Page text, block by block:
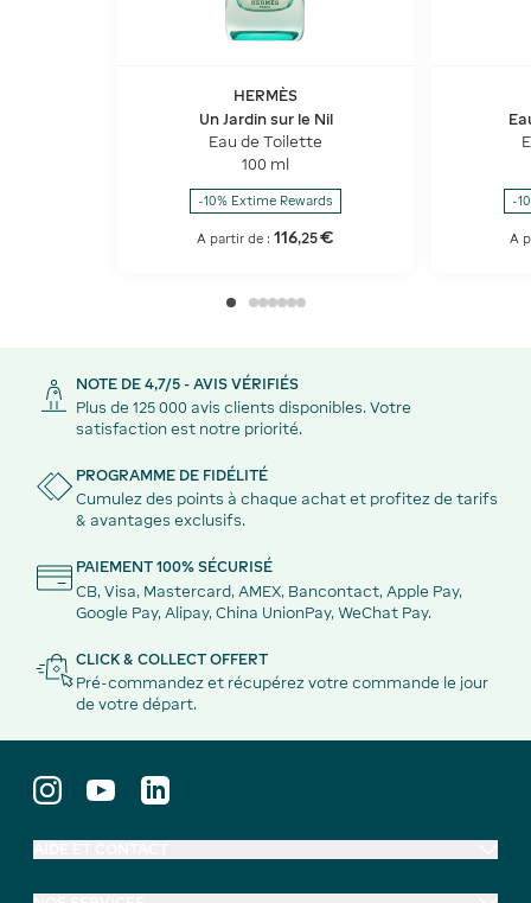
HERMÈS
Un Jardin sur le Nil
Eau de Toilette
100 ml
-10% Extime Rewards
A partir de : 116,25€
-
A
NOTE DE 4,7/5 - AVIS VÉRIFIÉS
Plus de 125 000 avis clients disponibles. Votre
satisfaction est notre priorité.
PROGRAMME DE FIDÉLITÉ
Cumulez des points à chaque achat et profitez de tarifs
& avantages exclusifs.
PAIEMENT 100% SÉCURISÉ
CB, Visa, Mastercard, AMEX, Bancontact, Apple Pay,
Google Pay, Alipay, China UnionPay, WeChat Pay.
CLICK & COLLECT OFFERT
Pré-commandez et récupérez votre commande le jour
de votre départ.